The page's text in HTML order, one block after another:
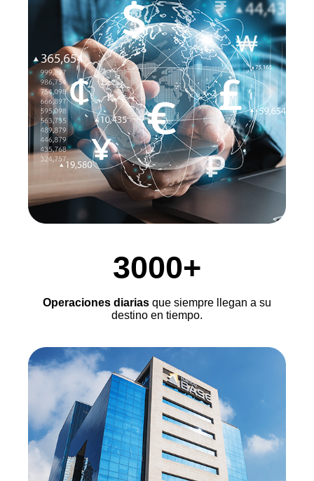
3000+
Operaciones diarias que siempre llegan a su
destino en tiempo.